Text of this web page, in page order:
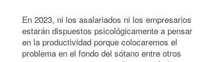
En 2023, ni los asalariados ni los empresarios
estarán dispuestos psicológicamente a pensar
en la productividad porque colocaremos el
problema en el fondo del sótano entre otros